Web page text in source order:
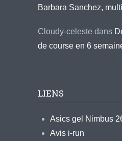
Barbara Sanchez,
Cloudy-celeste dans
de course en 6
LIENS
Asics gel Nimbus
Avis i-run